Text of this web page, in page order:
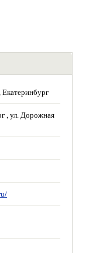
Екатеринбург
, ул. Дорожная